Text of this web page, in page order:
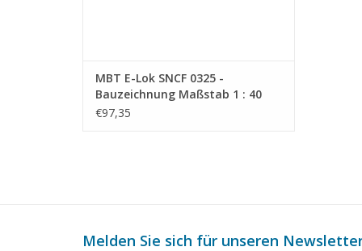
MBT E-Lok SNCF 0325 -
Bauzeichnung Maßstab 1 : 40
(29.01.592)
€97,35
Melden Sie sich für unseren